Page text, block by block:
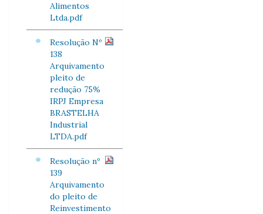
Alimentos
Ltda.pdf
Resolução Nº
138
Arquivamento
pleito de
redução 75%
IRPJ Empresa
BRASTELHA
Industrial
LTDA.pdf
Resolução nº
139
Arquivamento
do pleito de
Reinvestimento